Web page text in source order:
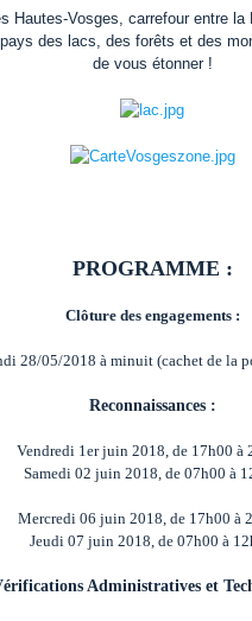
Hautes-Vosges, carrefour entre la
des lacs, des forêts et des
de vous étonner !
PROGRAMME :
Clôture des engagements :
28/05/2018 à minuit (cachet de la
Reconnaissances :
Vendredi 1er juin 2018, de 17h00 à
Samedi 02 juin 2018, de 07h00 à
Mercredi 06 juin 2018, de 17h00 à
Jeudi 07 juin 2018, de 07h00 à
Administratives et